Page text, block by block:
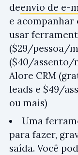
deenvio de e-
e acompanhar
usar
($29/pessoa/
($40/assento/
Alore CRM
leads e $49/
ou mais)
Uma
para fazer,
saída. Você